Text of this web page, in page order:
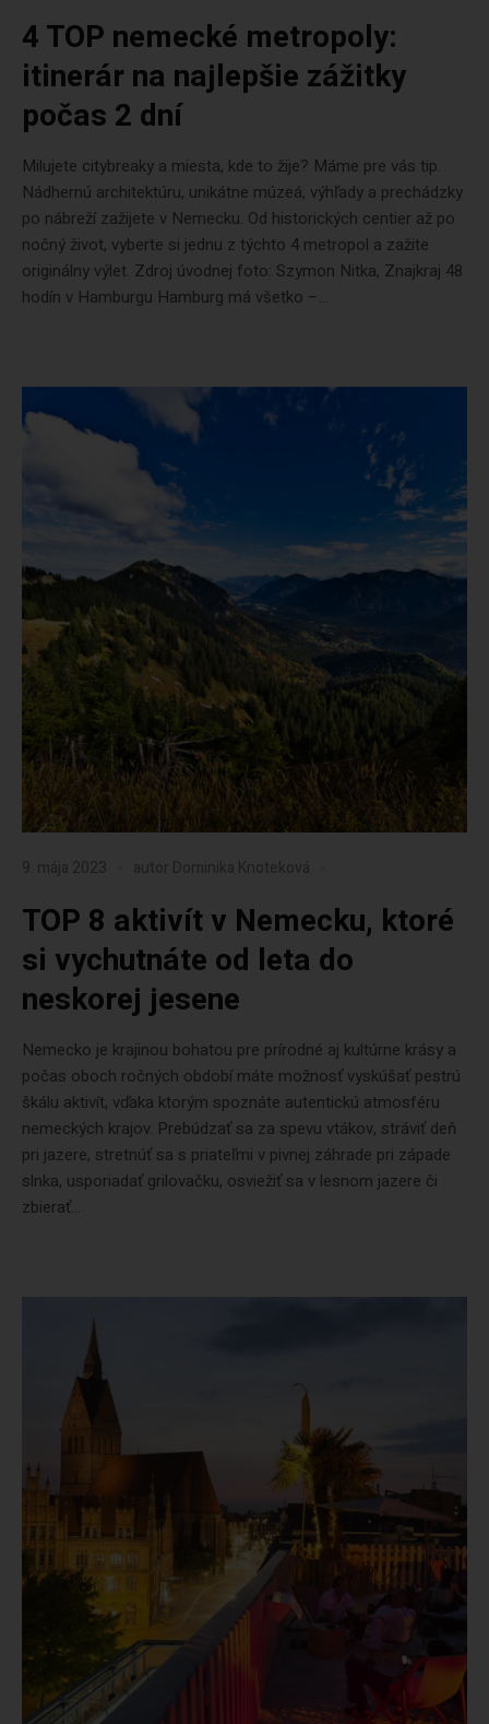
4 TOP nemecké metropoly:
itinerár na najlepšie zážitky
počas 2 dní
Milujete citybreaky a miesta, kde to žije? Máme pre vás tip.
Nádhernú architektúru, unikátne múzeá, výhľady a prechádzky
po nábreží zažijete v Nemecku. Od historických centier až po
nočný život, vyberte si jednu z týchto 4 metropol a zažite
originálny výlet. Zdroj úvodnej foto: Szymon Nitka, Znajkraj 48
hodín v Hamburgu Hamburg má všetko –...
9. mája 2023 autor Dominika Knoteková
TOP 8 aktivít v Nemecku, ktoré
si vychutnáte od leta do
neskorej jesene
Nemecko je krajinou bohatou pre prírodné aj kultúrne krásy a
počas oboch ročných období máte možnosť vyskúšať pestrú
škálu aktivít, vďaka ktorým spoznáte autentickú atmosféru
nemeckých krajov. Prebúdzať sa za spevu vtákov, stráviť deň
pri jazere, stretnúť sa s priateľmi v pivnej záhrade pri západe
slnka, usporiadať grilovačku, osviežiť sa v lesnom jazere či
zbierať...